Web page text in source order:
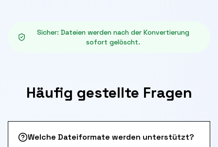
Sicher: Dateien werden nach der Konvertierung
sofort gelöscht.
Häufig gestellte Fragen
Welche Dateiformate werden unterstützt?